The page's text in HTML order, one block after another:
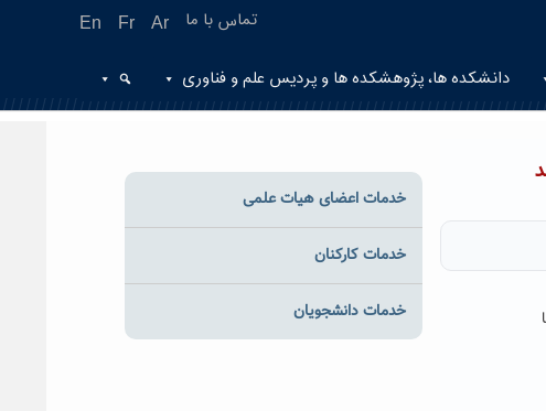
En Fr Ar تماس با ما
دانشکده ها، پژوهشکده ها و پردیس علم و فناوری
خدمات اعضای هیات علمی
خدمات کارکنان
خدمات دانشجویان